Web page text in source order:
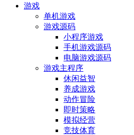
游戏
单机游戏
游戏源码
小程序游戏
手机游戏源码
电脑游戏源码
游戏主程序
休闲益智
养成游戏
动作冒险
即时策略
模拟经营
竞技体育